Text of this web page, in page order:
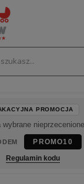
PROMOCJA
wybrane
PROMO10
Regulamin kodu